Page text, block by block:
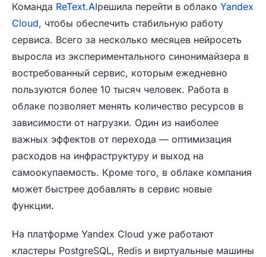
Команда ReText.AIрешила перейти в облако Yandex
Cloud, чтобы обеспечить стабильную работу
сервиса. Всего за несколько месяцев нейросеть
выросла из экспериментального синонимайзера в
востребованный сервис, которым ежедневно
пользуются более 10 тысяч человек. Работа в
облаке позволяет менять количество ресурсов в
зависимости от нагрузки. Один из наиболее
важных эффектов от перехода — оптимизация
расходов на инфраструктуру и выход на
самоокупаемость. Кроме того, в облаке компания
может быстрее добавлять в сервис новые
функции.
На платформе Yandex Cloud уже работают
кластеры РostgreSQL, Redis и виртуальные машины